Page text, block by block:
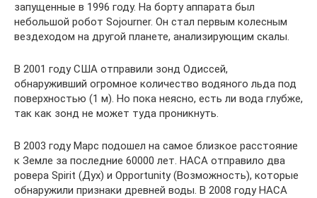
запущенные в 1996 году. На борту аппарата был
небольшой робот Sojourner. Он стал первым колесным
вездеходом на другой планете, анализирующим скалы.
В 2001 году США отправили зонд Одиссей,
обнаруживший огромное количество водяного льда под
поверхностью (1 м). Но пока неясно, есть ли вода глубже,
так как зонд не может туда проникнуть.
В 2003 году Марс подошел на самое близкое расстояние
к Земле за последние 60000 лет. НАСА отправило два
ровера Spirit (Дух) и Opportunity (Возможность), которые
обнаружили признаки древней воды. В 2008 году НАСА